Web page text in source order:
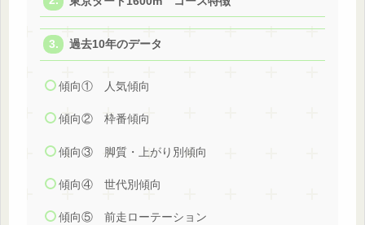
過去10年のデータ
傾向① 人気傾向
傾向② 枠番傾向
傾向③ 脚質・上がり別傾向
傾向④ 世代別傾向
傾向⑤ 前走ローテーション